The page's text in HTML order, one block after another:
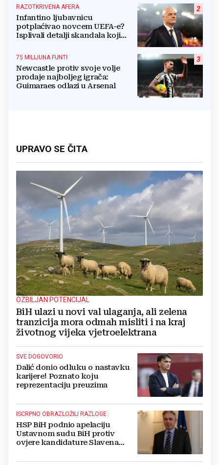
2
RAZOTKRIVENA AFERA
Infantino ljubavnicu
potplaćivao novcem UEFA-e?
Isplivali detalji skandala koji
3
75 MILIJUNA FUNTI
Newcastle protiv svoje volje
prodaje najboljeg igrača:
Guimaraes odlazi u Arsenal
UPRAVO SE ČITA
OZBILJAN POTENCIJAL
BiH ulazi u novi val ulaganja, ali zelena
tranzicija mora odmah misliti i na kraj
životnog vijeka vjetroelektrana
SVE DOGOVORIO
Dalić donio odluku o nastavku
karijere! Poznato koju
reprezentaciju preuzima
ISCRPNO OBRAZLOŽILI RAZLOGE
HSP BiH podnio apelaciju
Ustavnom sudu BiH protiv
ovjere kandidature Slavena